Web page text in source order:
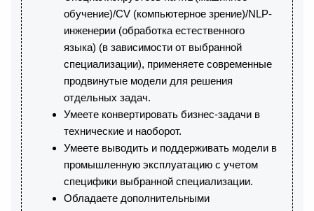
обучение)/CV (компьютерное зрение)/NLP-
инженерии (обработка естественного
языка) (в зависимости от выбранной
специализации), применяете современные
продвинутые модели для решения
отдельных задач.
Умеете конвертировать бизнес-задачи в
технические и наоборот.
Умеете выводить и поддерживать модели в
промышленную эксплуатацию с учетом
специфики выбранной специализации.
Обладаете дополнительными